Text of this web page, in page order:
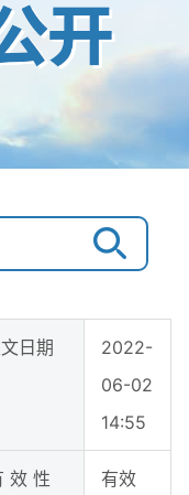
日期
2022-
06-02
14:55
效 性 有效